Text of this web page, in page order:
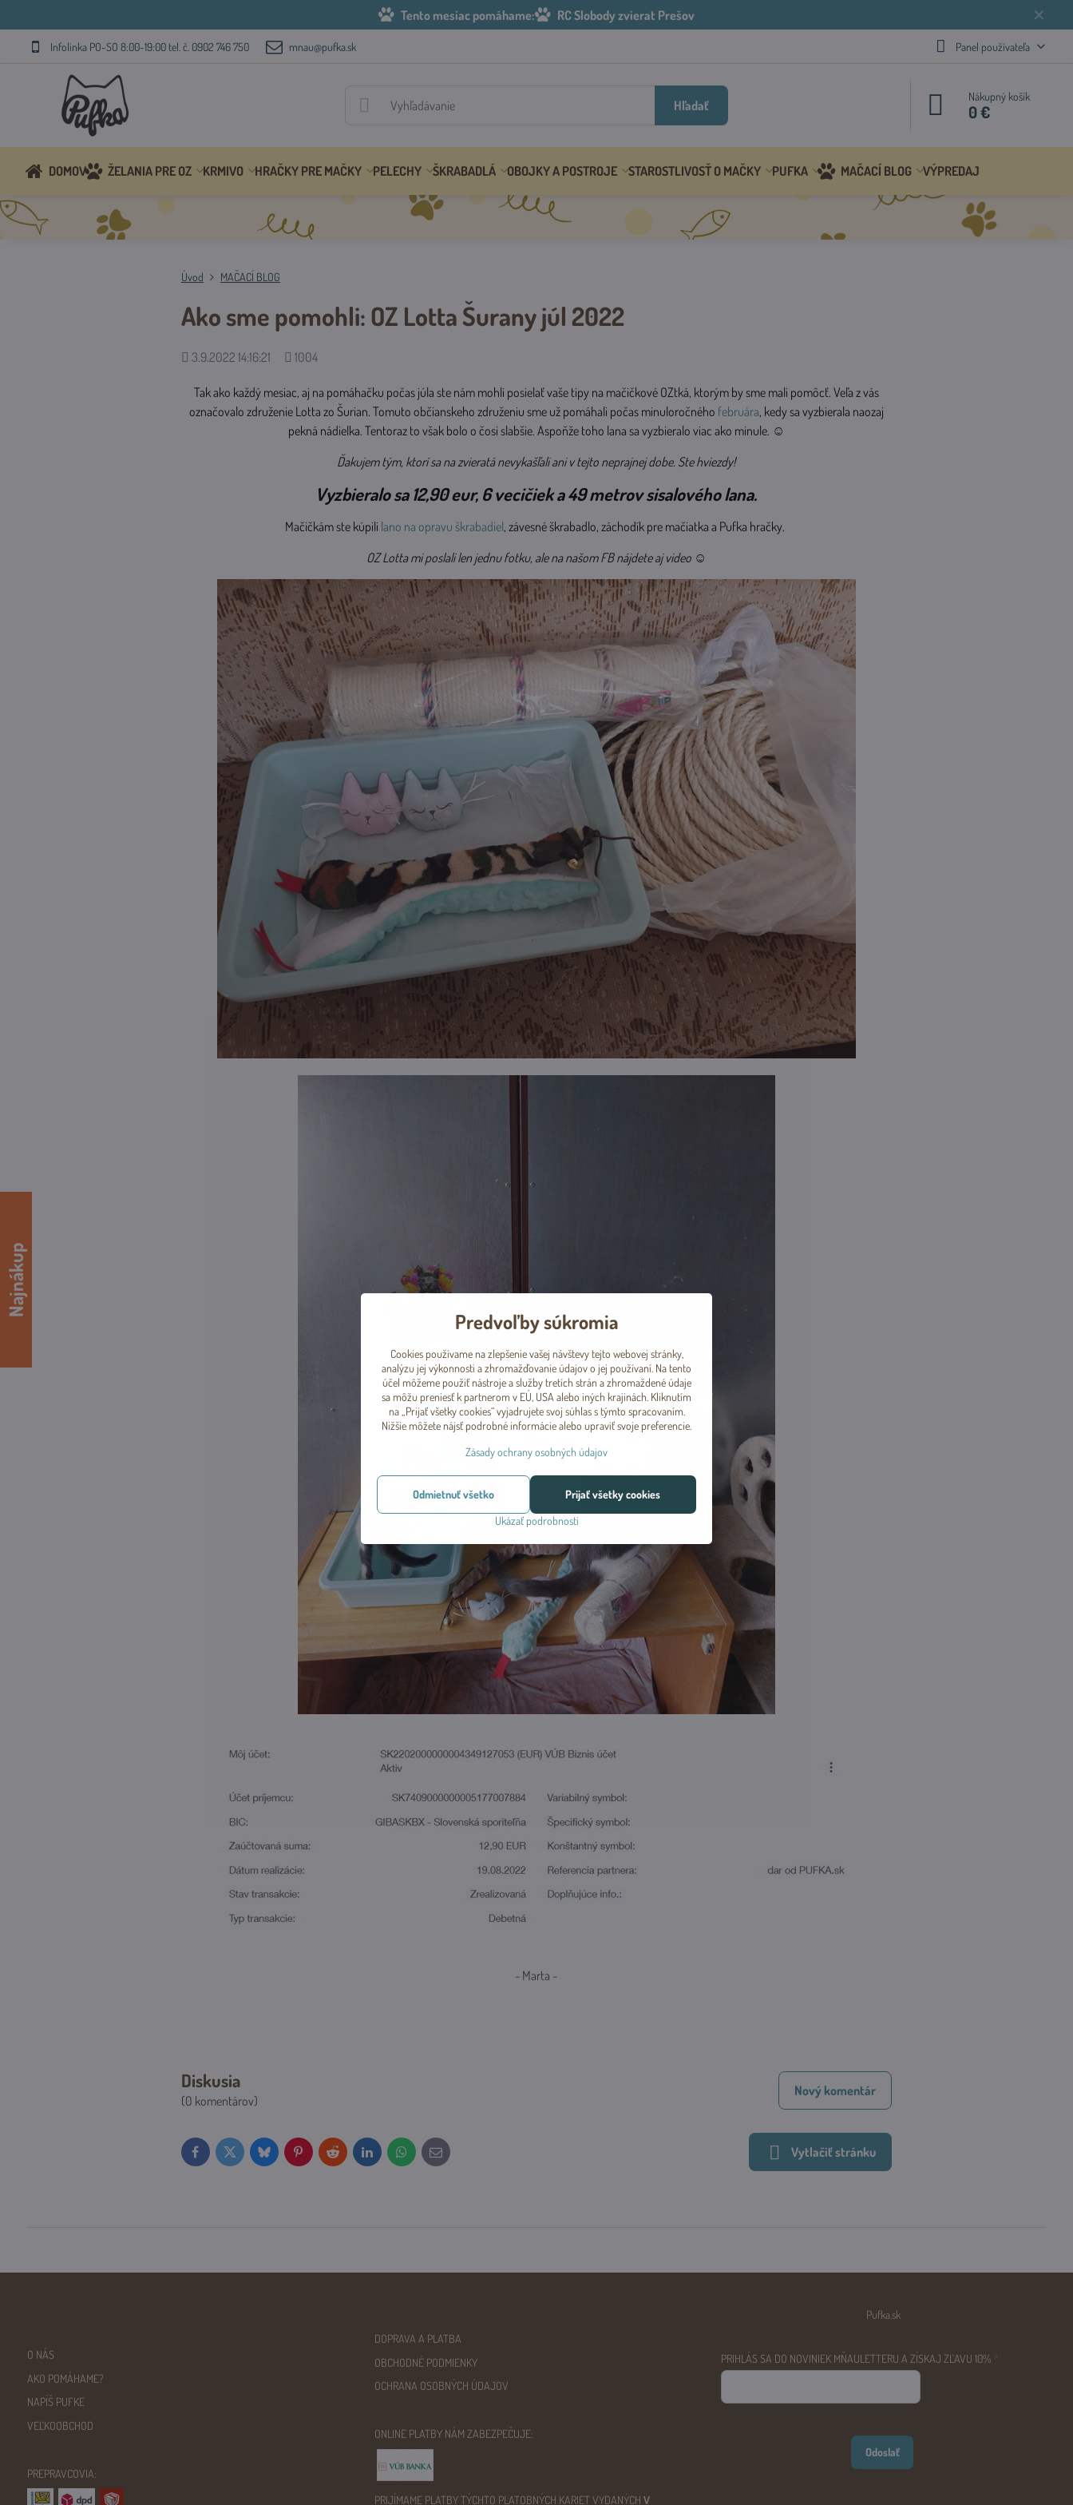
✕
Tento mesiac pomáhame: RC Slobody zvierat Prešov
Infolinka PO-SO 8:00-19:00 tel. č. 0902 746 750 mnau@pufka.sk Panel používateľa
Hľadať
Nákupný košík
0 €
DOMOV ŽELANIA PRE OZ KRMIVO HRAČKY PRE MAČKY PELECHY ŠKRABADLÁ OBOJKY A POSTROJE STAROSTLIVOSŤ O MAČKY PUFKA MAČACÍ BLOG VÝPREDAJ
Úvod MAČACÍ BLOG
Ako sme pomohli: OZ Lotta Šurany júl 2022
Pridané
3.9.2022 14:16:21
Počet
1004
Tak ako každý mesiac, aj na pomáhačku počas júla ste nám mohli posielať vaše tipy na mačičkové OZtká, ktorým by sme mali pomôcť. Veľa z vás
označovalo združenie Lotta zo Šurian. Tomuto občianskeho združeniu sme už pomáhali počas minuloročného februára, kedy sa vyzbierala naozaj
pekná nádielka. Tentoraz to však bolo o čosi slabšie. Aspoňže toho lana sa vyzbieralo viac ako minule. ☺
Ďakujem tým, ktorí sa na zvieratá nevykašľali ani v tejto neprajnej dobe. Ste hviezdy!
Vyzbieralo sa 12,90 eur, 6 vecičiek a 49 metrov sisalového lana.
Mačičkám ste kúpili lano na opravu škrabadiel, závesné škrabadlo, záchodík pre mačiatka a Pufka hračky.
OZ Lotta mi poslali len jednu fotku, ale na našom FB nájdete aj video ☺
- Marta -
Diskusia
(0 komentárov)
Nový komentár
FacebookTwitterBlueskyPinterestReddit LinkedInWhatsApp
E-
mail
Vytlačiť stránku
Najnákup
O NÁS
AKO POMÁHAME?
NAPÍŠ PUFKE
VEĽKOOBCHOD
PREPRAVCOVIA:
DOPRAVA A PLATBA
OBCHODNÉ PODMIENKY
OCHRANA OSOBNÝCH ÚDAJOV
ONLINE PLATBY NÁM ZABEZPEČUJE:
PRIJÍMAME PLATBY TÝCHTO PLATOBNÝCH KARIET VYDANÝCH V
Pufka.sk
PRIHLÁS SA DO NOVINIEK MŇAULETTERU A ZÍSKAJ ZĽAVU 10% *
Odoslať
Predvoľby súkromia
Cookies používame na zlepšenie vašej návštevy tejto webovej stránky,
analýzu jej výkonnosti a zhromažďovanie údajov o jej používaní. Na tento
účel môžeme použiť nástroje a služby tretích strán a zhromaždené údaje
sa môžu preniesť k partnerom v EÚ, USA alebo iných krajinách. Kliknutím
na „Prijať všetky cookies“ vyjadrujete svoj súhlas s týmto spracovaním.
Nižšie môžete nájsť podrobné informácie alebo upraviť svoje preferencie.
Zásady ochrany osobných údajov
Ukázať podrobnosti
Prijať všetky cookies
Odmietnuť všetko